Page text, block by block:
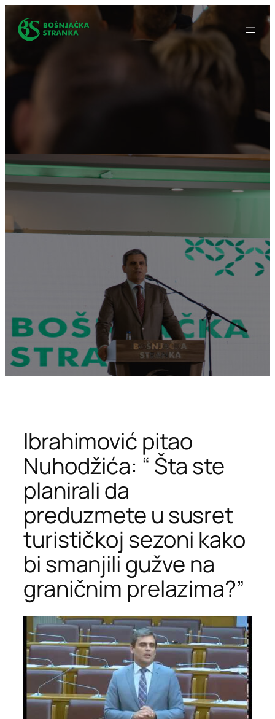
Idi
sadržaj
Ibrahimović pitao
Nuhodžića: “ Šta ste
planirali da
preduzmete u susret
turističkoj sezoni kako
bi smanjili gužve na
graničnim prelazima?”